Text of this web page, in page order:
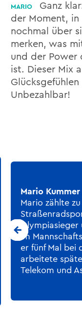
Ganz
der Moment, in
nochmal über
merken, was
und der Power
ist. Dieser Mix
Glücksgefühlen
Unbezahlbar!
Mario Kummer
Mario zählte
im
er fünf Mal bei
arbeitete
Telekom und